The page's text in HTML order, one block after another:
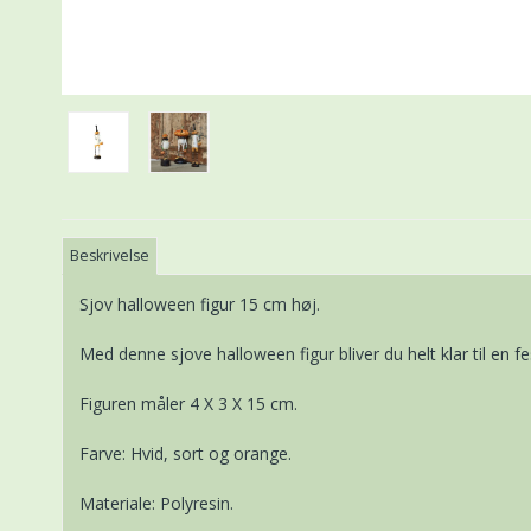
Beskrivelse
Sjov halloween figur 15 cm høj.
Med denne sjove halloween figur bliver du helt klar til en
Figuren måler 4 X 3 X 15 cm.
Farve: Hvid, sort og orange.
Materiale: Polyresin.